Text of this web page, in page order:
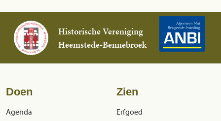
Historische Vereniging
Heemstede-Bennebroek
Doen
Agenda
Zien
Erfgoed